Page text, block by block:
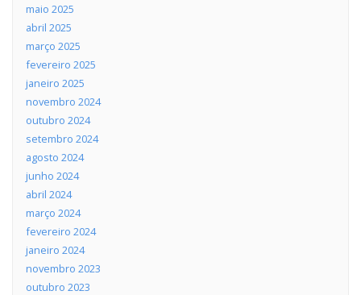
maio 2025
abril 2025
março 2025
fevereiro 2025
janeiro 2025
novembro 2024
outubro 2024
setembro 2024
agosto 2024
junho 2024
abril 2024
março 2024
fevereiro 2024
janeiro 2024
novembro 2023
outubro 2023